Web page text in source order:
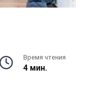
Время чтения
4 мин.